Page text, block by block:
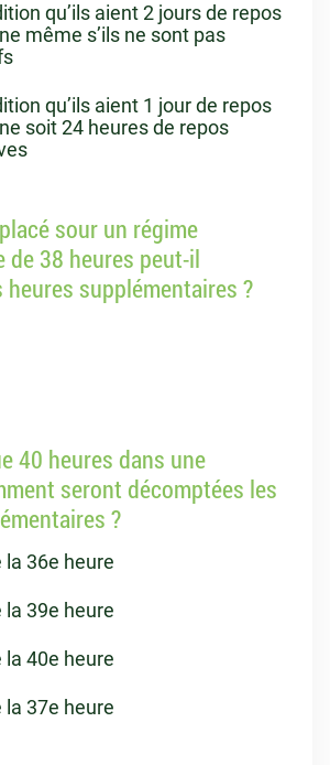
qu’ils aient 2 jours de repos
même s’ils ne sont pas
qu’ils aient 1 jour de repos
soit 24 heures de repos
sour un régime
de 38 heures peut-il
supplémentaires ?
40 heures dans une
seront décomptées les
?
la 36e heure
la 39e heure
la 40e heure
la 37e heure